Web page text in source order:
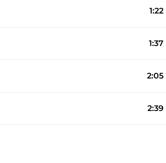
1:22
1:37
2:05
2:39